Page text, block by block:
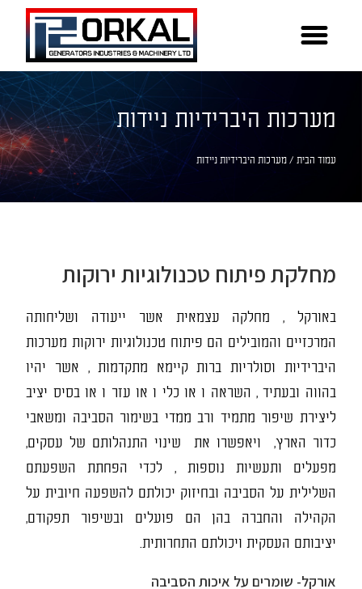
מערכות היברידיות ניידות
עמוד הבית / מערכות היברידיות ניידות
מחלקת פיתוח טכנולוגיות ירוקות
באורקל , מחלקה עצמאית אשר ייעודה ושליחותה
המרכזיים והמובילים הם פיתוח טכנולוגיות ירוקות מערכות
היברידיות וסולריות ברות קיימא מתקדמות , אשר יהיו
בהווה ובעתיד , השראה ו או כלי ו או עזר ו או בסיס יציב
ליצירת שיפור מתמיד ורב ממדי בשימור הסביבה ומשאבי
כדור הארץ, ויאפשרו את שינוי התנהלותם של עסקים,
מפעלים ותעשיות נוספות , לכדי הפחתת השפעתם
השלילית על הסביבה ובחיזוק יכולתם להשפעה חיובית על
הקהילה והחברה בהן הם פועלים ובשיפור תפקודם,
יציבותם העסקית ויכולתם התחרותית.
אורקל- שומרים על איכות הסביבה